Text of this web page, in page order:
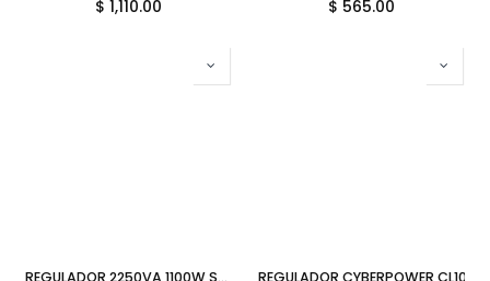
$ 1,110.00 $ 565.00
REGULADOR 2250VA 1100W SMARTBITT SBAVR2250R 8C 12M DE GARANTIA REGULADOR CYBERPOWER